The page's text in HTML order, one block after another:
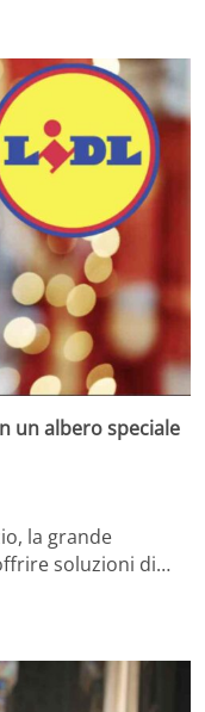
un albero speciale
la grande
soluzioni di…